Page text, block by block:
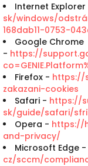
Internet
sk/windows/
168dab11-0753-
Google Chrome
- https://
Firefox - https://
zakazani-cookies
Safari - https://
sk/guide/safari/
Opera - https://
and-privacy/
Microsoft Edge -
cz/sccm/